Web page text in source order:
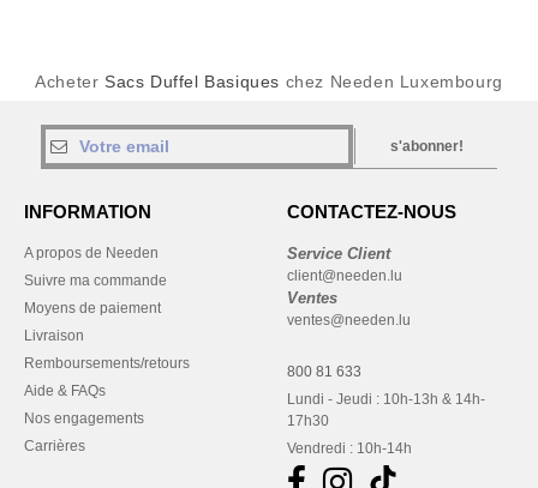
Acheter Sacs Duffel Basiques chez Needen Luxembourg
s'abonner!
INFORMATION
A propos de Needen
Suivre ma commande
Moyens de paiement
Livraison
Remboursements/retours
Aide & FAQs
Nos engagements
Carrières
CONTACTEZ-NOUS
Service Client
client@needen.lu
Ventes
ventes@needen.lu
800 81 633
Lundi - Jeudi : 10h-13h & 14h-
17h30
Vendredi : 10h-14h